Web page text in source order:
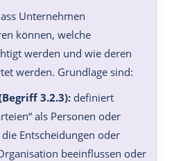
Unternehmen
können, welche
werden und wie deren
werden. Grundlage sind:
3.2.3): definiert
als Personen oder
Entscheidungen oder
beeinflussen oder